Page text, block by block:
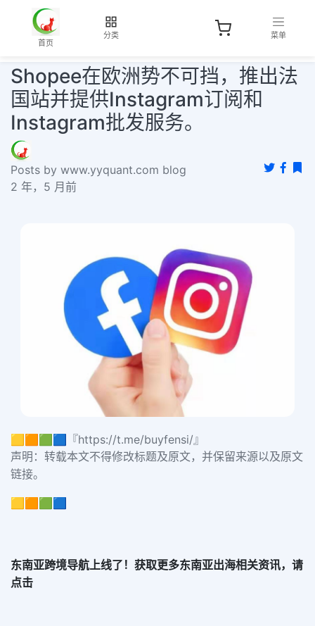
首页
分类 菜单
Shopee在欧洲势不可挡，推出法
国站并提供Instagram订阅和
Instagram批发服务。
Posts by www.yyquant.com blog
2 年，5 月前
🟨🟧🟩🟦『https://t.me/buyfensi/』
声明：转载本文不得修改标题及原文，并保留来源以及原文
链接。
🟨🟧🟩🟦
东南亚跨境导航上线了！获取更多东南亚出海相关资讯，请
点击